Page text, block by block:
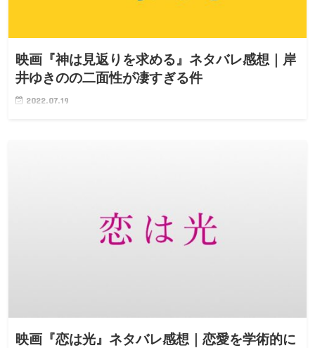
映画『神は見返りを求める』ネタバレ感想｜岸
井ゆきのの二面性が凄すぎる件
2022.07.19
映画『恋は光』ネタバレ感想｜恋愛を学術的に